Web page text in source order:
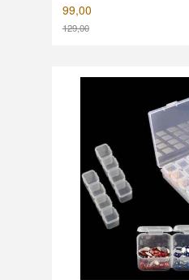
99,00
129,00